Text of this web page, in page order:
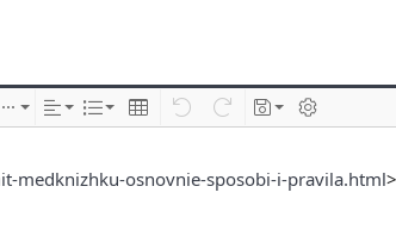
medknizhku-osnovnie-sposobi-i-pravila.html>